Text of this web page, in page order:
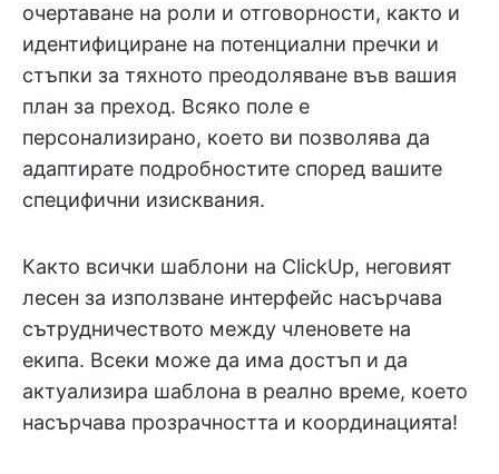
очертаване на роли и отговорности, както и
идентифициране на потенциални пречки и
стъпки за тяхното преодоляване във вашия
план за преход. Всяко поле е
персонализирано, което ви позволява да
адаптирате подробностите според вашите
специфични изисквания.
Както всички шаблони на ClickUp, неговият
лесен за използване интерфейс насърчава
сътрудничеството между членовете на
екипа. Всеки може да има достъп и да
актуализира шаблона в реално време, което
насърчава прозрачността и координацията!